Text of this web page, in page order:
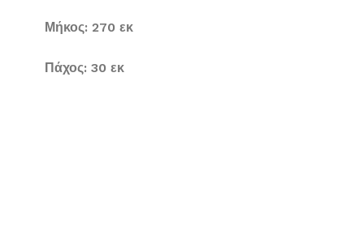
Μήκος: 270 εκ
Πάχος: 30 εκ